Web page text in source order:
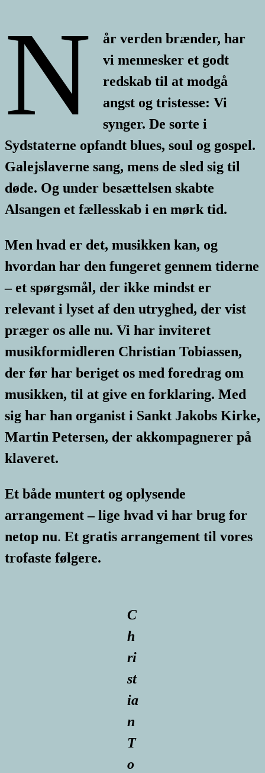
N
år verden brænder, har
vi mennesker et godt
redskab til at modgå
angst og tristesse: Vi
synger. De sorte i
Sydstaterne opfandt blues, soul og gospel.
Galejslaverne sang, mens de sled sig til
døde. Og under besættelsen skabte
Alsangen et fællesskab i en mørk tid.
Men hvad er det, musikken kan, og
hvordan har den fungeret gennem tiderne
– et spørgsmål, der ikke mindst er
relevant i lyset af den utryghed, der vist
præger os alle nu. Vi har inviteret
musikformidleren Christian Tobiassen,
der før har beriget os med foredrag om
musikken, til at give en forklaring. Med
sig har han organist i Sankt Jakobs Kirke,
Martin Petersen, der akkompagnerer på
klaveret.
Et både muntert og oplysende
arrangement – lige hvad vi har brug for
netop nu. Et gratis arrangement til vores
trofaste følgere.
C
h
ri
st
ia
n
T
o